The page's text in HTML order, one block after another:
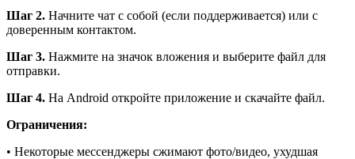
Шаг 2. Начните чат с собой (если поддерживается) или с
доверенным контактом.
Шаг 3. Нажмите на значок вложения и выберите файл для
отправки.
Шаг 4. На Android откройте приложение и скачайте файл.
Ограничения:
• Некоторые мессенджеры сжимают фото/видео, ухудшая